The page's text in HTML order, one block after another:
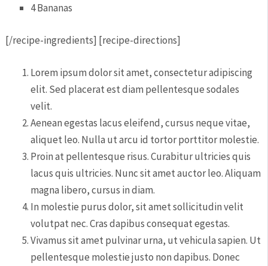
4 Bananas
[/recipe-ingredients] [recipe-directions]
Lorem ipsum dolor sit amet, consectetur adipiscing
elit. Sed placerat est diam pellentesque sodales
velit.
Aenean egestas lacus eleifend, cursus neque vitae,
aliquet leo. Nulla ut arcu id tortor porttitor molestie.
Proin at pellentesque risus. Curabitur ultricies quis
lacus quis ultricies. Nunc sit amet auctor leo. Aliquam
magna libero, cursus in diam.
In molestie purus dolor, sit amet sollicitudin velit
volutpat nec. Cras dapibus consequat egestas.
Vivamus sit amet pulvinar urna, ut vehicula sapien. Ut
pellentesque molestie justo non dapibus. Donec